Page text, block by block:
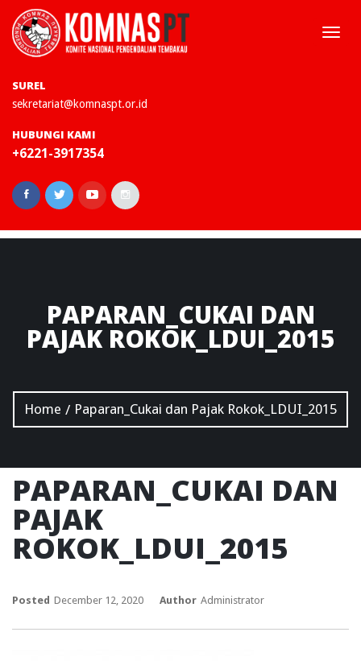
SUREL
sekretariat@komnaspt.or.id
HUBUNGI KAMI
+6221-3917354
PAPARAN_CUKAI DAN
PAJAK ROKOK_LDUI_2015
Home / Paparan_Cukai dan Pajak Rokok_LDUI_2015
PAPARAN_CUKAI DAN
PAJAK
ROKOK_LDUI_2015
Posted December 12, 2020 Author Administrator